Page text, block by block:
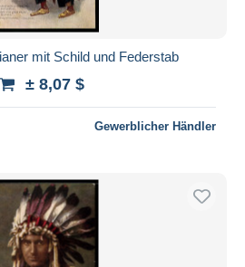
mit Schild und Federstab
± 8,07 $
Gewerblicher Händler